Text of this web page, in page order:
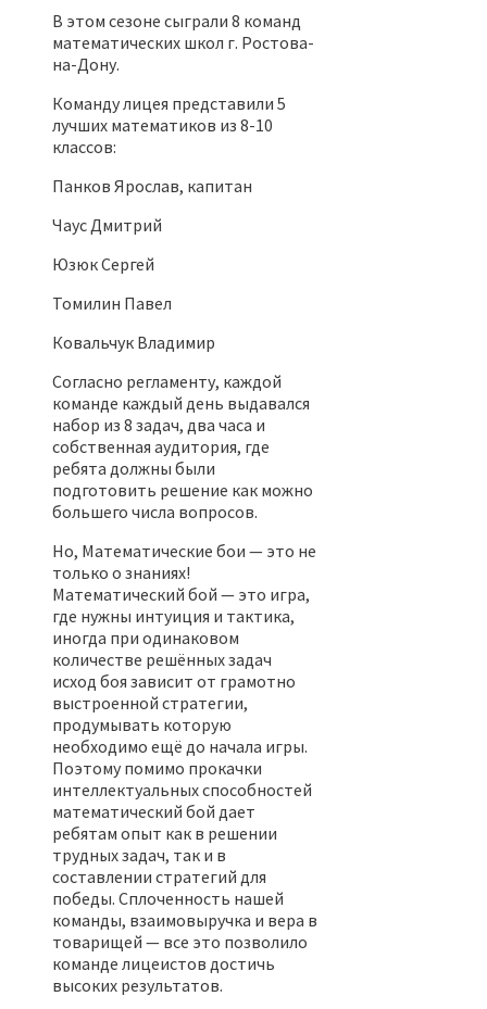
В этом сезоне сыграли 8 команд
математических школ г. Ростова-
на-Дону.
Команду лицея представили 5
лучших математиков из 8-10
классов:
Панков Ярослав, капитан
Чаус Дмитрий
Юзюк Сергей
Томилин Павел
Ковальчук Владимир
Согласно регламенту, каждой
команде каждый день выдавался
набор из 8 задач, два часа и
собственная аудитория, где
ребята должны были
подготовить решение как можно
большего числа вопросов.
Но, Математические бои — это не
только о знаниях!
Математический бой — это игра,
где нужны интуиция и тактика,
иногда при одинаковом
количестве решённых задач
исход боя зависит от грамотно
выстроенной стратегии,
продумывать которую
необходимо ещё до начала игры.
Поэтому помимо прокачки
интеллектуальных способностей
математический бой дает
ребятам опыт как в решении
трудных задач, так и в
составлении стратегий для
победы. Сплоченность нашей
команды, взаимовыручка и вера в
товарищей — все это позволило
команде лицеистов достичь
высоких результатов.